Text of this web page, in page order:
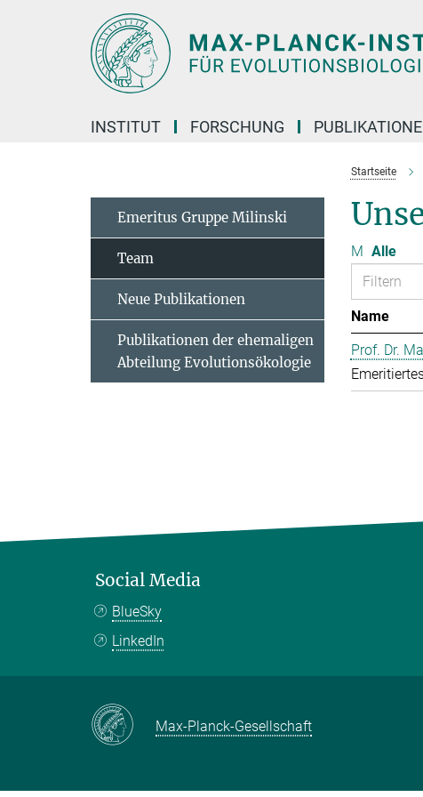
INSTITUT FORSCHUNG
Startseite
M Alle
Name
Prof. Dr.
Emeritus Gruppe Milinski
Team
Neue Publikationen
Publikationen der ehemaligen
Abteilung Evolutionsökologie
Social Media
BlueSky
LinkedIn
Max-Planck-Gesellschaft